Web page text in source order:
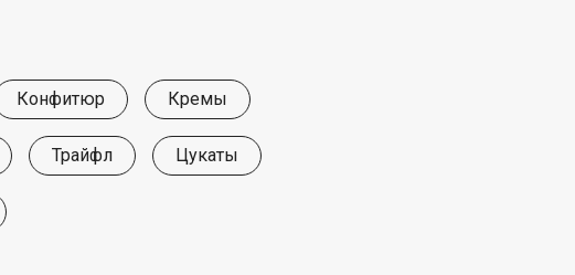
Конфитюр Кремы
Трайфл Цукаты